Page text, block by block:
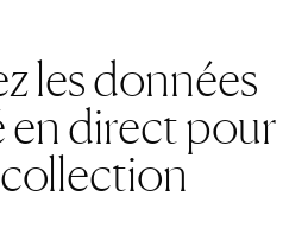
les données
en direct pour